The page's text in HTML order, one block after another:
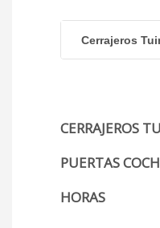
Cerrajeros
CERRAJEROS
PUERTAS
HORAS